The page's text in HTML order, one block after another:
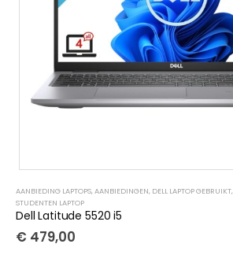
AANBIEDING LAPTOPS, AANBIEDINGEN, DELL LAPTOP GEBRUIKT,
STUDENTEN LAPTOP
Dell Latitude 5520 i5
€ 479,00